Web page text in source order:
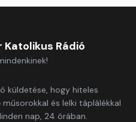
Katolikus Rádió
küldetése, hogy hiteles
és lelki táplálékkal
nap, 24 órában.